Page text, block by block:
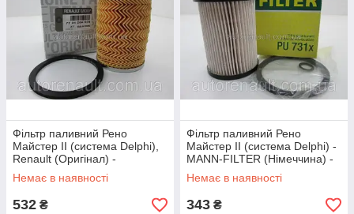
Фільтр паливний Рено
Майстер ІІ (система Delphi),
Renault (Оригінал) -
7701206928
Немає в наявності
532 ₴
Фільтр паливний Рено
Майстер ІІ (система Delphi) -
MANN-FILTER (Німеччина) -
PU731X
Немає в наявності
343 ₴